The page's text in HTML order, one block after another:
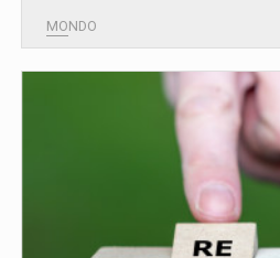
MONDO